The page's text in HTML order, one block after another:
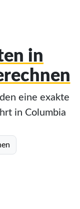
in
eine exakte
in Columbia